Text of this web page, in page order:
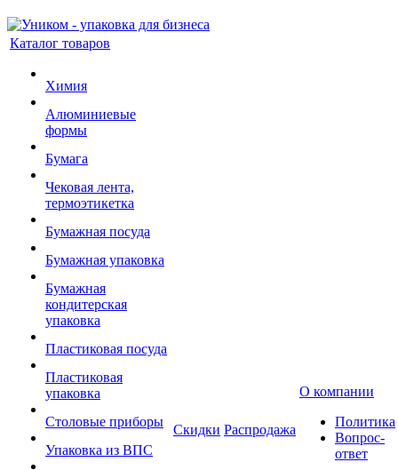
Каталог товаров
Химия
Алюминиевые
формы
Бумага
Чековая лента,
термоэтикетка
Бумажная посуда
Бумажная упаковка
Бумажная
кондитерская
упаковка
Пластиковая посуда
Пластиковая
упаковка
Столовые приборы
Упаковка из ВПС
Скидки Распродажа
О компании
Политика
Вопрос-
ответ